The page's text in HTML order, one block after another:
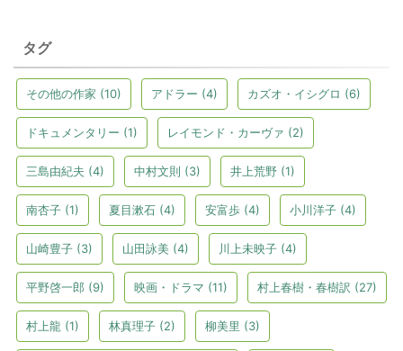
タグ
その他の作家 (10) アドラー (4) カズオ・イシグロ (6)
ドキュメンタリー (1) レイモンド・カーヴァ (2)
三島由紀夫 (4) 中村文則 (3) 井上荒野 (1)
南杏子 (1) 夏目漱石 (4) 安富歩 (4) 小川洋子 (4)
山崎豊子 (3) 山田詠美 (4) 川上未映子 (4)
平野啓一郎 (9) 映画・ドラマ (11) 村上春樹・春樹訳 (27)
村上龍 (1) 林真理子 (2) 柳美里 (3)